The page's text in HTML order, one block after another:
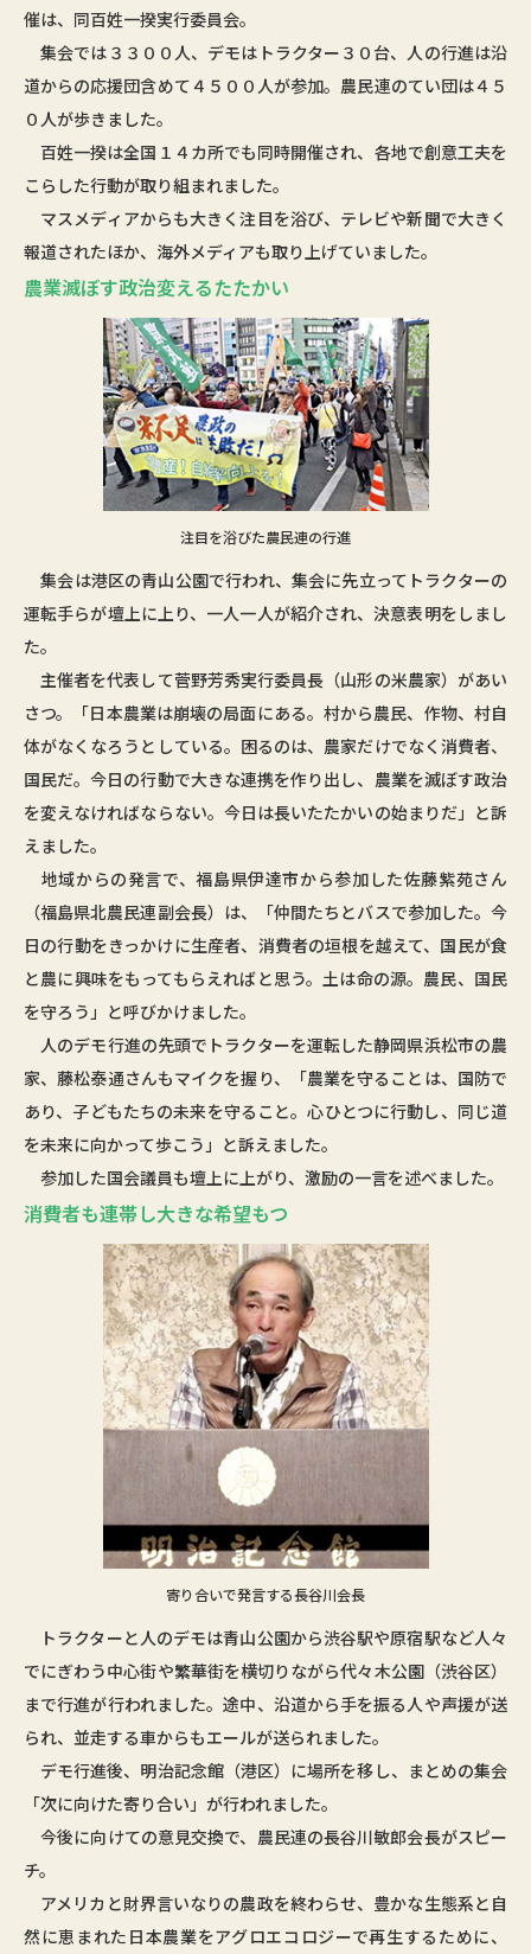
催は、同百姓一揆実行委員会。
集会では３３００人、デモはトラクター３０台、人の行進は沿
道からの応援団含めて４５００人が参加。農民連のてい団は４５
０人が歩きました。
百姓一揆は全国１４カ所でも同時開催され、各地で創意工夫を
こらした行動が取り組まれました。
マスメディアからも大きく注目を浴び、テレビや新聞で大きく
報道されたほか、海外メディアも取り上げていました。
農業滅ぼす政治変えるたたかい
注目を浴びた農民連の行進
集会は港区の青山公園で行われ、集会に先立ってトラクターの
運転手らが壇上に上り、一人一人が紹介され、決意表明をしまし
た。
主催者を代表して菅野芳秀実行委員長（山形の米農家）があい
さつ。「日本農業は崩壊の局面にある。村から農民、作物、村自
体がなくなろうとしている。困るのは、農家だけでなく消費者、
国民だ。今日の行動で大きな連携を作り出し、農業を滅ぼす政治
を変えなければならない。今日は長いたたかいの始まりだ」と訴
えました。
地域からの発言で、福島県伊達市から参加した佐藤紫苑さん
（福島県北農民連副会長）は、「仲間たちとバスで参加した。今
日の行動をきっかけに生産者、消費者の垣根を越えて、国民が食
と農に興味をもってもらえればと思う。土は命の源。農民、国民
を守ろう」と呼びかけました。
人のデモ行進の先頭でトラクターを運転した静岡県浜松市の農
家、藤松泰通さんもマイクを握り、「農業を守ることは、国防で
あり、子どもたちの未来を守ること。心ひとつに行動し、同じ道
を未来に向かって歩こう」と訴えました。
参加した国会議員も壇上に上がり、激励の一言を述べました。
消費者も連帯し大きな希望もつ
寄り合いで発言する長谷川会長
トラクターと人のデモは青山公園から渋谷駅や原宿駅など人々
でにぎわう中心街や繁華街を横切りながら代々木公園（渋谷区）
まで行進が行われました。途中、沿道から手を振る人や声援が送
られ、並走する車からもエールが送られました。
デモ行進後、明治記念館（港区）に場所を移し、まとめの集会
「次に向けた寄り合い」が行われました。
今後に向けての意見交換で、農民連の長谷川敏郎会長がスピー
チ。
アメリカと財界言いなりの農政を終わらせ、豊かな生態系と自
然に恵まれた日本農業をアグロエコロジーで再生するために、